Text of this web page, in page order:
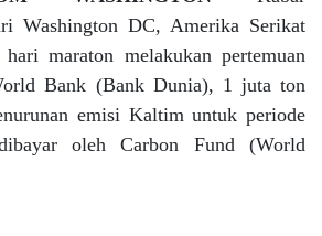
Washington DC, Amerika Serikat
maraton melakukan pertemuan
Bank (Bank Dunia), 1 juta ton
emisi Kaltim untuk periode
oleh Carbon Fund (World